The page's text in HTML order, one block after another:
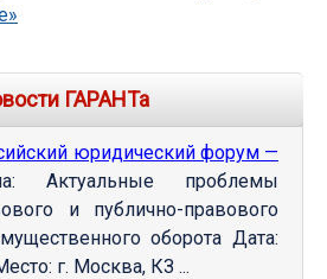
ГАРАНТа
юридический форум —
Актуальные проблемы
и публично-правового
оборота Дата:
г. Москва, КЗ ...